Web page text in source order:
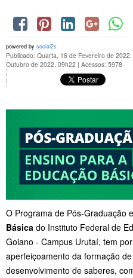
powered by social2s
Publicado: Quarta, 16 de Fevereiro de
Outubro de 2022, 09h22 | Acessos: 5978
O Programa de Pós-Graduação
Básica do Instituto Federal de
Goiano - Campus Urutaí, tem
aperfeiçoamento da formação
desenvolvimento de saberes,